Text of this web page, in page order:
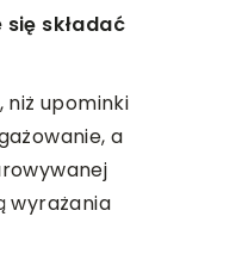
składać
niż upominki
a
wyrażania